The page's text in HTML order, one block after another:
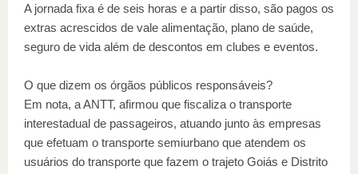
A jornada fixa é de seis horas e a partir disso, são pagos os
extras acrescidos de vale alimentação, plano de saúde,
seguro de vida além de descontos em clubes e eventos.
O que dizem os órgãos públicos responsáveis?
Em nota, a ANTT, afirmou que fiscaliza o transporte
interestadual de passageiros, atuando junto às empresas
que efetuam o transporte semiurbano que atendem os
usuários do transporte que fazem o trajeto Goiás e Distrito